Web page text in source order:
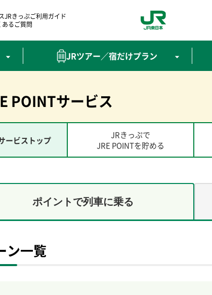
JRきっぷご利用ガイド
あるご質問
JRツアー／宿だけプラン
POINTサービス
ービストップ
JRきっぷで
JRE POINTを貯める
ポイントで列車に乗る
ン一覧